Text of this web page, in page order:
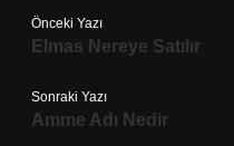
Önceki Yazı
Elmas Nereye Satılır
Sonraki Yazı
Amme Adı Nedir